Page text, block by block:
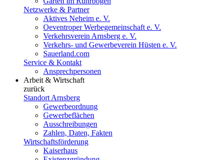
Netzwerke & Partner
Aktives Neheim e. V.
Oeventroper Werbegemeinschaft e. V.
Verkehrsverein Arnsberg e. V.
Verkehrs- und Gewerbeverein Hüsten e. V.
Sauerland.com
Service & Kontakt
Ansprechpersonen
Arbeit & Wirtschaft
zurück
Standort Arnsberg
Gewerbeordnung
Gewerbeflächen
Ausschreibungen
Zahlen, Daten, Fakten
Wirtschaftsförderung
Kaiserhaus